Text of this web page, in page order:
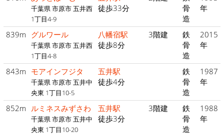
千葉県 市原市 五井西
1丁目4-9
徒歩33分
骨
造
年
839m グルワール
千葉県 市原市 五井西
1丁目4-8
八幡宿駅
徒歩8分
3階建
鉄
骨
造
2015
年
843m モアインフジタ
千葉県 市原市 五井中
央東 1丁目10-5
五井駅
徒歩4分
鉄
骨
造
1987
年
852m ルミネスみずさわ
千葉県 市原市 五井中
央東 1丁目10-20
五井駅
徒歩3分
3階建
鉄
骨
造
1988
年